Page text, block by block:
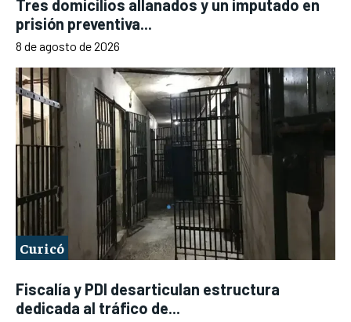
Tres domicilios allanados y un imputado en
prisión preventiva...
8 de agosto de 2026
Curicó
Fiscalía y PDI desarticulan estructura
dedicada al tráfico de...